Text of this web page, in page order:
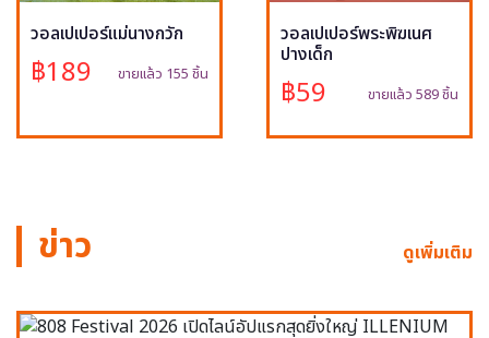
วอลเปเปอร์แม่นางกวัก
฿189 ขายแล้ว 155 ชิ้น
วอลเปเปอร์พระพิฆเนศ
ปางเด็ก
฿59 ขายแล้ว 589 ชิ้น
ข่าว ดูเพิ่มเติม